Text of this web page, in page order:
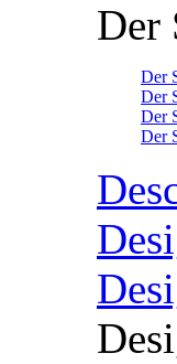
Der
Der
Der
Der
Der